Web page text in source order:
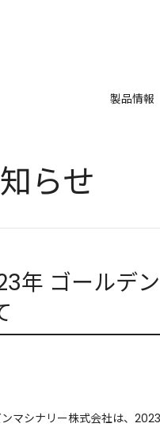
製品情報
らせ
年 ゴールデ
マシナリー株式会社は、